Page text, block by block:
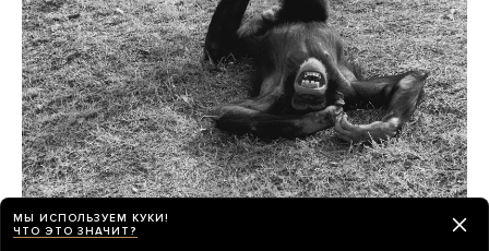
Шимпанзе и гориллы умеют смеяться как
МЫ ИСПОЛЬЗУЕМ КУКИ!
ЧТО ЭТО ЗНАЧИТ?